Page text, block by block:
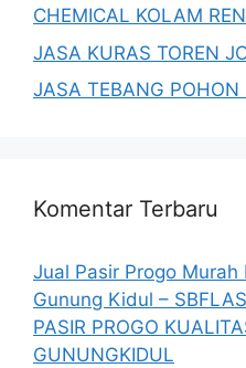
CHEMICAL KOLAM
JASA KURAS TOREN
JASA TEBANG POHON
Komentar Terbaru
Jual Pasir Progo Murah
Gunung Kidul –
PASIR PROGO
GUNUNGKIDUL